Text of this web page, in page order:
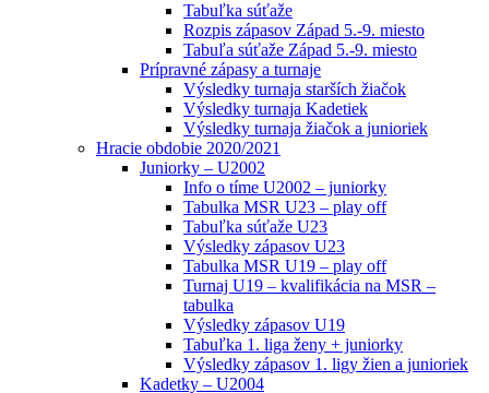
Tabuľka súťaže
Rozpis zápasov Západ 5.-9. miesto
Tabuľa súťaže Západ 5.-9. miesto
Prípravné zápasy a turnaje
Výsledky turnaja starších žiačok
Výsledky turnaja Kadetiek
Výsledky turnaja žiačok a junioriek
Hracie obdobie 2020/2021
Juniorky – U2002
Info o tíme U2002 – juniorky
Tabulka MSR U23 – play off
Tabuľka súťaže U23
Výsledky zápasov U23
Tabulka MSR U19 – play off
Turnaj U19 – kvalifikácia na MSR –
tabulka
Výsledky zápasov U19
Tabuľka 1. liga ženy + juniorky
Výsledky zápasov 1. ligy žien a junioriek
Kadetky – U2004